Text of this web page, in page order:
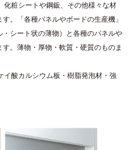
化粧シートや鋼鈑、その他様々な材
。「各種パネルやボードの生産機」
シート状の薄物）と各種のパネルや
。薄物・厚物・軟質・硬質のものま
酸カルシウム板・樹脂発泡材・強